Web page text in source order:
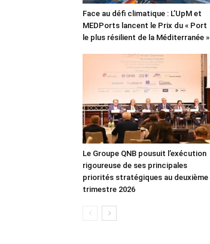
Face au défi climatique : L’UpM et
MEDPorts lancent le Prix du « Port
le plus résilient de la Méditerranée »
Le Groupe QNB pousuit l’exécution
rigoureuse de ses principales
priorités stratégiques au deuxième
trimestre 2026